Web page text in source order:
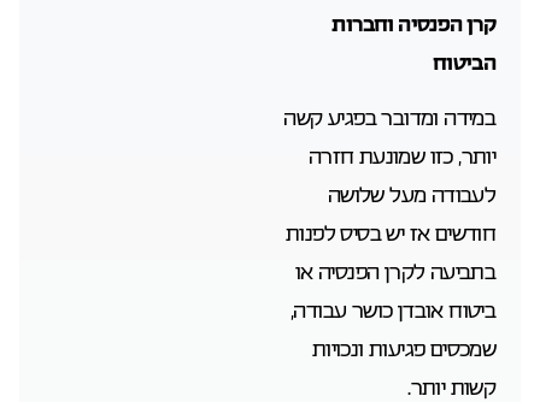
קרן הפנסיה וחברות
הביטוח
במידה ומדובר בפגיע קשה
יותר, כזו שמונעת חזרה
לעבודה מעל שלושה
חודשים אז יש בסיס לפנות
בתביעה לקרן הפנסיה או
ביטוח אובדן כושר עבודה,
שמכסים פגיעות ונכויות
קשות יותר.